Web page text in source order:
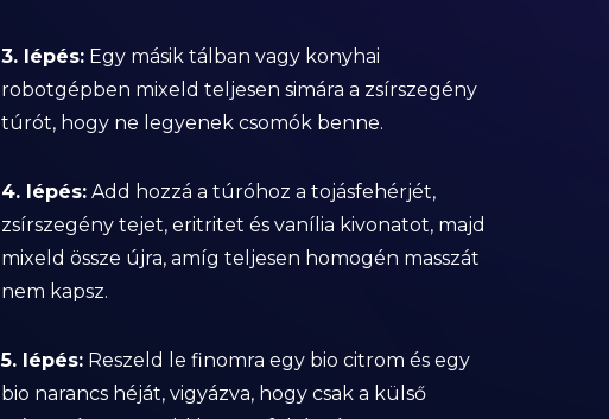
3. lépés: Egy másik tálban vagy konyhai
robotgépben mixeld teljesen simára a zsírszegény
túrót, hogy ne legyenek csomók benne.
4. lépés: Add hozzá a túróhoz a tojásfehérjét,
zsírszegény tejet, eritritet és vanília kivonatot, majd
mixeld össze újra, amíg teljesen homogén masszát
nem kapsz.
5. lépés: Reszeld le finomra egy bio citrom és egy
bio narancs héját, vigyázva, hogy csak a külső